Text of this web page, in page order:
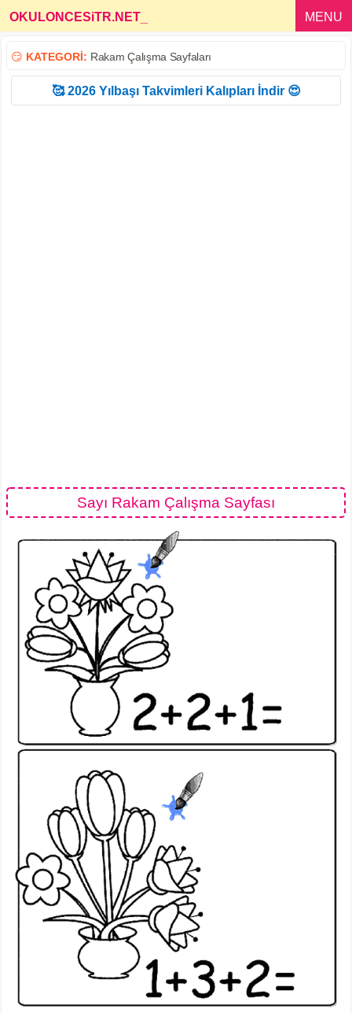
OKULONCESiTR.NET MENU
😏 KATEGORİ: Rakam Çalışma Sayfaları
🥰 2026 Yılbaşı Takvimleri Kalıpları İndir 😍
Sayı Rakam Çalışma Sayfası